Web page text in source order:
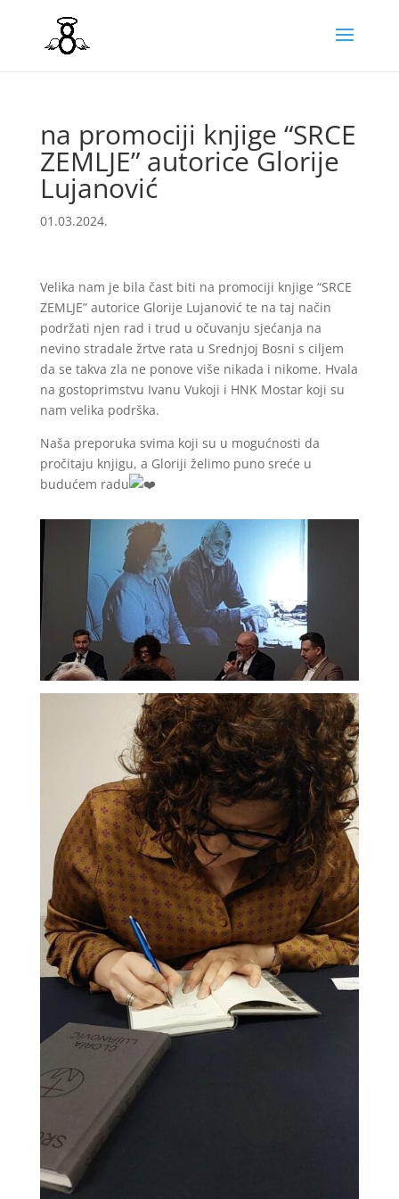
na promociji knjige “SRCE
ZEMLJE” autorice Glorije
Lujanović
01.03.2024.
Velika nam je bila čast biti na promociji knjige “SRCE
ZEMLJE” autorice Glorije Lujanović te na taj način
podržati njen rad i trud u očuvanju sjećanja na
nevino stradale žrtve rata u Srednjoj Bosni s ciljem
da se takva zla ne ponove više nikada i nikome. Hvala
na gostoprimstvu Ivanu Vukoji i HNK Mostar koji su
nam velika podrška.
Naša preporuka svima koji su u mogućnosti da
pročitaju knjigu, a Gloriji želimo puno sreće u
budućem radu